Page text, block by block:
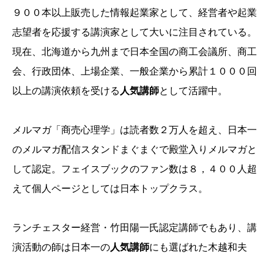
９００本以上販売した情報起業家として、経営者や起業
志望者を応援する講演家として大いに注目されている。
現在、北海道から九州まで日本全国の商工会議所、商工
会、行政団体、上場企業、一般企業から累計１０００回
以上の講演依頼を受ける 人気講師として活躍中。
メルマガ「商売心理学」は読者数２万人を超え、日本一
のメルマガ配信スタンドまぐまぐで殿堂入りメルマガと
して認定。フェイスブックのファン数は８，４００人超
えて個人ページとしては日本トップクラス。
ランチェスター経営・竹田陽一氏認定講師でもあり、講
演活動の師は日本一の人気講師にも選ばれた木越和夫